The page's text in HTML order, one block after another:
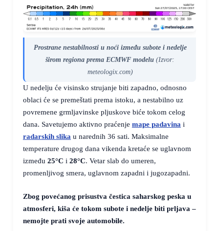
Prostrane nestabilnosti u noći između subote i nedelje
širom regiona prema ECMWF modelu (Izvor:
meteologix.com)
U nedelju će visinsko strujanje biti zapadno, odnosno
oblaci će se premeštati prema istoku, a nestabilno uz
povremene grmljavinske pljuskove biće tokom celog
dana. Savetujemo aktivno praćenje mape padavinai
radarskih slikau narednih 36 sati. Maksimalne
temperature drugog dana vikenda kretaće se uglavnom
između 25°C i 28°C. Vetar slab do umeren,
promenljivog smera, uglavnom zapadni i jugozapadni.
Zbog povećanog prisustva čestica saharskog peska u
atmosferi, kiša će tokom subote i nedelje biti prljava –
nemojte prati svoje automobile.